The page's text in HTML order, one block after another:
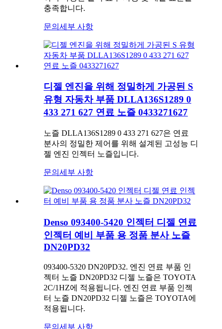
충족합니다.
문의 세부 사항
디젤 엔진을 위해 정밀하게 가공된 S
유형 자동차 부품 DLLA136S1289 0
433 271 627 연료 노즐 0433271627
노즐 DLLA136S1289 0 433 271 627은 연료
분사의 정밀한 제어를 위해 설계된 고성능 디
젤 엔진 인젝터 노즐입니다.
문의 세부 사항
Denso 093400-5420 인젝터 디젤 연료
인젝터 예비 부품 용 정품 분사 노즐
DN20PD32
093400-5320 DN20PD32. 엔진 연료 부품 인
젝터 노즐 DN20PD32 디젤 노즐은 TOYOTA
2C/1HZ에 적용됩니다. 엔진 연료 부품 인젝
터 노즐 DN20PD32 디젤 노즐은 TOYOTA에
적용됩니다.
문의 세부 사항